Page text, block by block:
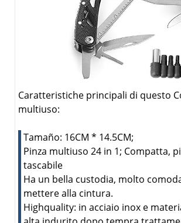
Caratteristiche principali di questo
multiuso:
Tamaño: 16CM * 14.5CM;
Pinza multiuso 24 in 1; Compatta,
tascabile
Ha un bella custodia, molto
mettere alla cintura.
Highquality: in acciaio inox e